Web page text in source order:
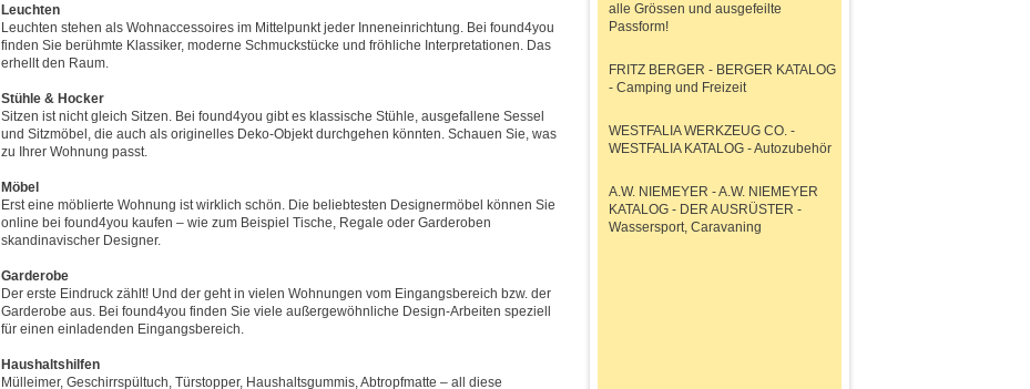
Leuchten
Leuchten stehen als Wohnaccessoires im Mittelpunkt jeder Inneneinrichtung. Bei found4you
finden Sie berühmte Klassiker, moderne Schmuckstücke und fröhliche Interpretationen. Das
erhellt den Raum.
Stühle & Hocker
Sitzen ist nicht gleich Sitzen. Bei found4you gibt es klassische Stühle, ausgefallene Sessel
und Sitzmöbel, die auch als originelles Deko-Objekt durchgehen könnten. Schauen Sie, was
zu Ihrer Wohnung passt.
Möbel
Erst eine möblierte Wohnung ist wirklich schön. Die beliebtesten Designermöbel können Sie
online bei found4you kaufen – wie zum Beispiel Tische, Regale oder Garderoben
skandinavischer Designer.
Garderobe
Der erste Eindruck zählt! Und der geht in vielen Wohnungen vom Eingangsbereich bzw. der
Garderobe aus. Bei found4you finden Sie viele außergewöhnliche Design-Arbeiten speziell
für einen einladenden Eingangsbereich.
Haushaltshilfen
Mülleimer, Geschirrspültuch, Türstopper, Haushaltsgummis, Abtropfmatte – all diese
alle Grössen und ausgefeilte
Passform!
FRITZ BERGER - BERGER KATALOG
- Camping und Freizeit
WESTFALIA WERKZEUG CO. -
WESTFALIA KATALOG - Autozubehör
A.W. NIEMEYER - A.W. NIEMEYER
KATALOG - DER AUSRÜSTER -
Wassersport, Caravaning